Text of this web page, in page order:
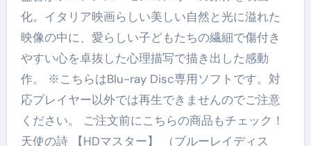
化。イタリア映画らしい美しい自然と光に溢れた
映像の中に、愛らしい子どもたちの繊細で傷付き
やすい心を卓抜した心理描写で描き出した感動
作。 ※こちらはBlu-ray Disc専用ソフトです。対
応プレイヤー以外では再生できませんのでご注意
ください。 ご注文前にこちらの商品もチェック！
天使の詩 【HDマスター】 （ブルーレイディス